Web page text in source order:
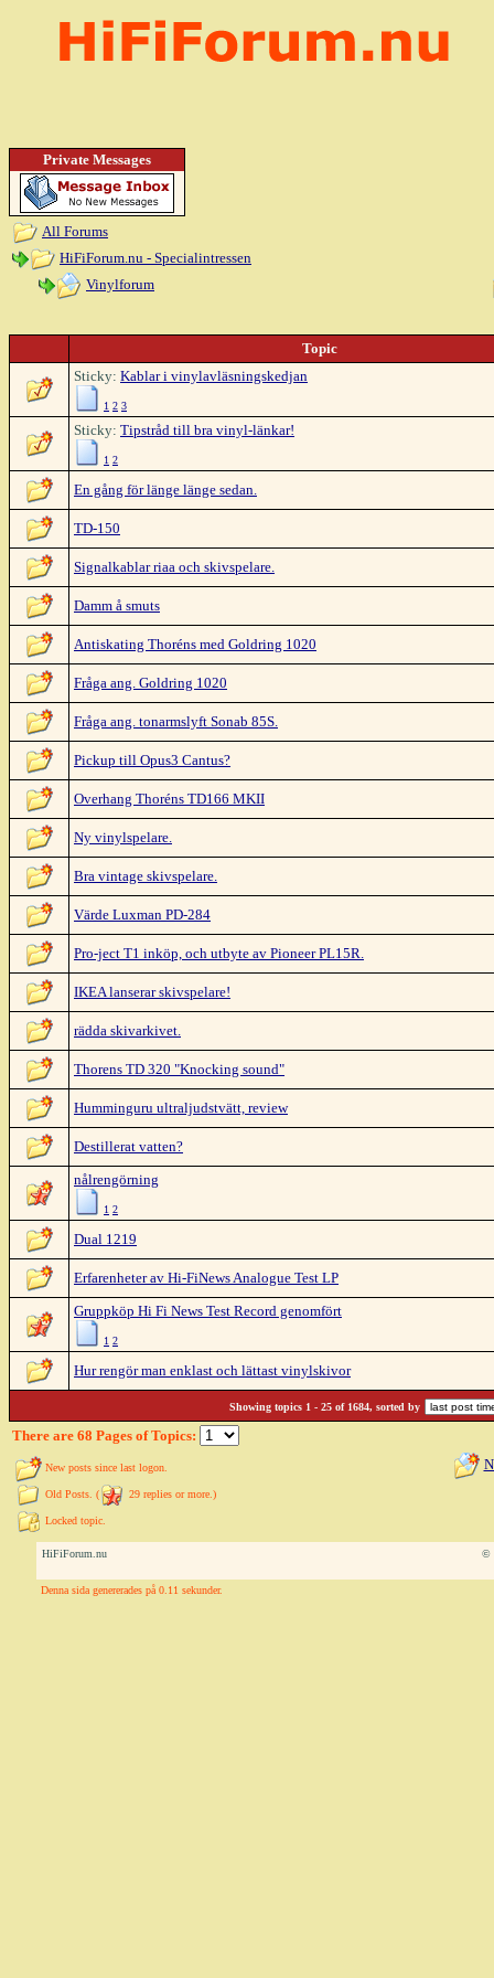
Private Messages
All Forums
HiFiForum.nu - Specialintressen
Vinylforum
Topic
Sticky: Kablar i vinylavläsningskedjan
1 2 3
Sticky: Tipstråd till bra vinyl-länkar!
1 2
En gång för länge länge sedan.
TD-150
Signalkablar riaa och skivspelare.
Damm å smuts
Antiskating Thoréns med Goldring 1020
Fråga ang. Goldring 1020
Fråga ang. tonarmslyft Sonab 85S.
Pickup till Opus3 Cantus?
Overhang Thoréns TD166 MKII
Ny vinylspelare.
Bra vintage skivspelare.
Värde Luxman PD-284
Pro-ject T1 inköp, och utbyte av Pioneer PL15R.
IKEA lanserar skivspelare!
rädda skivarkivet.
Thorens TD 320 "Knocking sound"
Humminguru ultraljudstvätt, review
Destillerat vatten?
nålrengörning
1 2
Dual 1219
Erfarenheter av Hi-FiNews Analogue Test LP
Gruppköp Hi Fi News Test Record genomfört
1 2
Hur rengör man enklast och lättast vinylskivor
Showing topics 1 - 25 of 1684, sorted by
There are 68 Pages of Topics:
New posts since last logon.
Old Posts. ( 29 replies or more.)
Locked topic.
HiFiForum.nu ©
Denna sida genererades på 0.11 sekunder.